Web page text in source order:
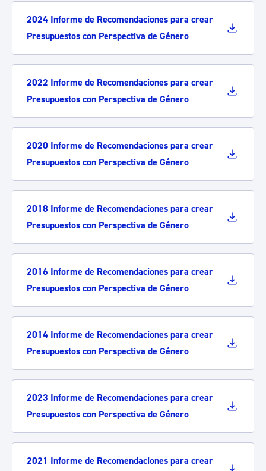
2024 Informe de Recomendaciones para crear
Presupuestos con Perspectiva de Género
2022 Informe de Recomendaciones para crear
Presupuestos con Perspectiva de Género
2020 Informe de Recomendaciones para crear
Presupuestos con Perspectiva de Género
2018 Informe de Recomendaciones para crear
Presupuestos con Perspectiva de Género
2016 Informe de Recomendaciones para crear
Presupuestos con Perspectiva de Género
2014 Informe de Recomendaciones para crear
Presupuestos con Perspectiva de Género
2023 Informe de Recomendaciones para crear
Presupuestos con Perspectiva de Género
2021 Informe de Recomendaciones para crear